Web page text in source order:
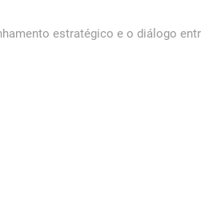
estratégico e o diálogo